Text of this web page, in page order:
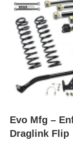
Evo Mfg –
Draglink Flip